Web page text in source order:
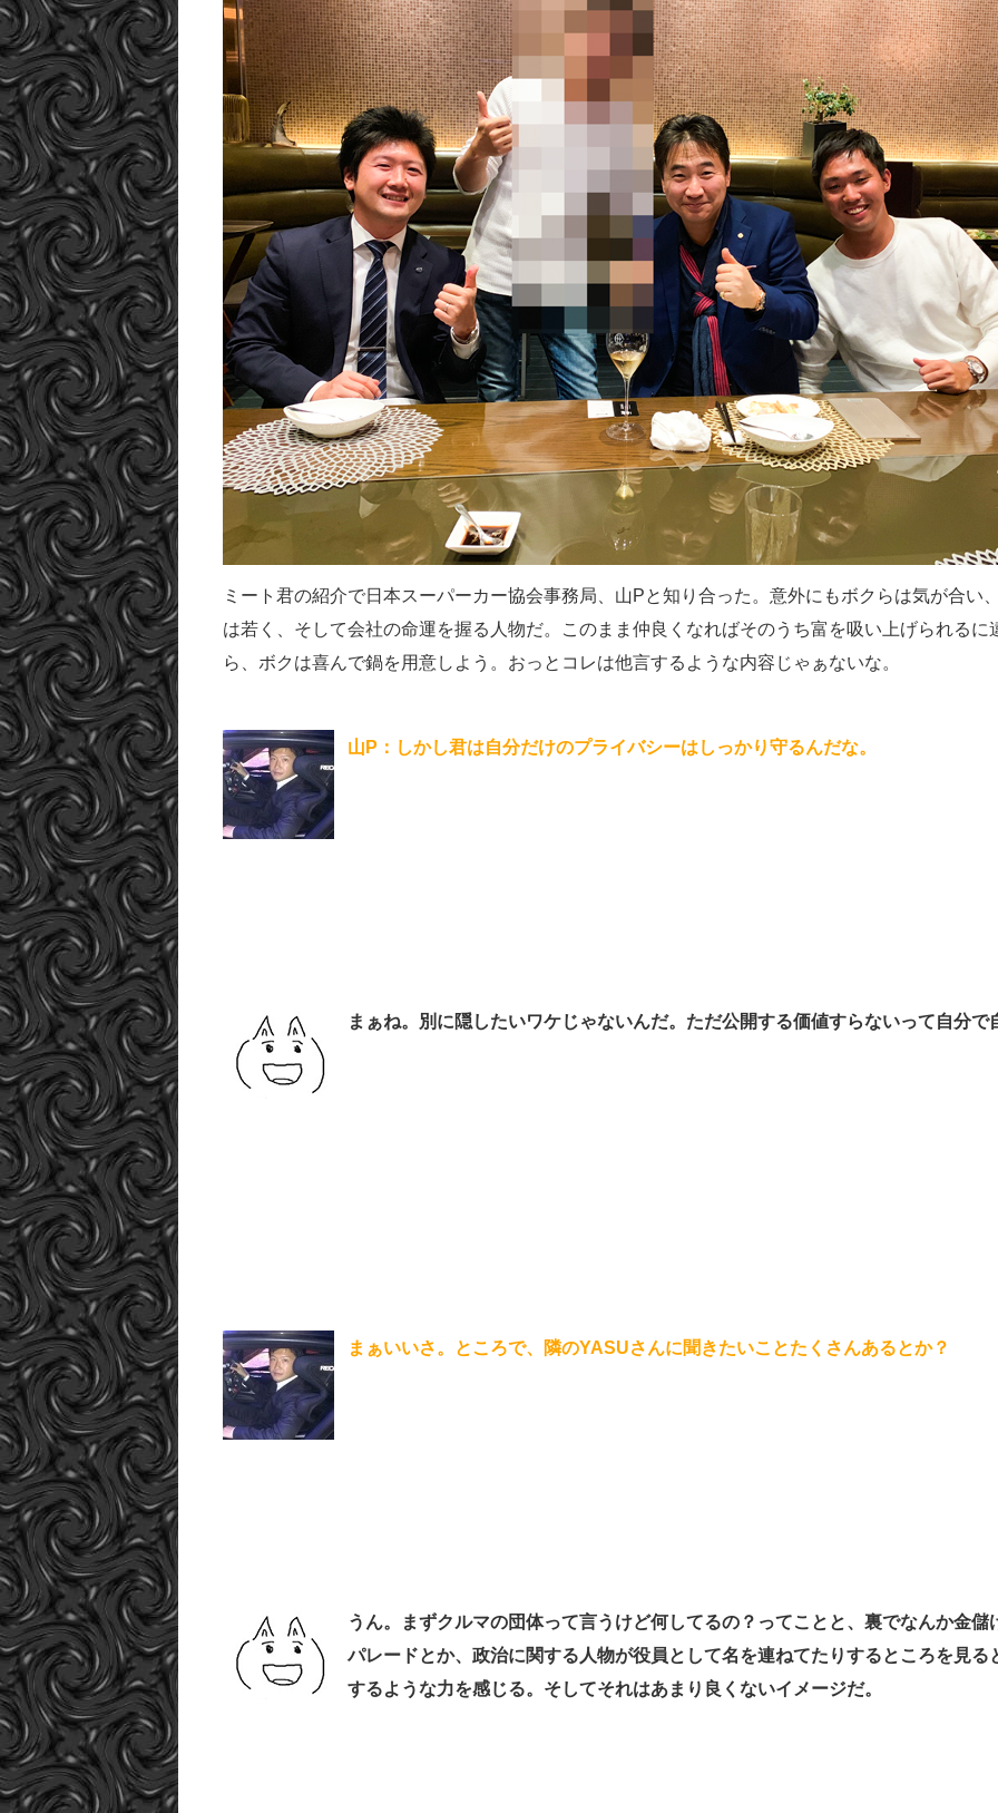
ミート君の紹介で日本スーパーカー協会事務局、山Pと知り合った。意外にもボクらは気が合い
は若く、そして会社の命運を握る人物だ。このまま仲良くなればそのうち富を吸い上げられる
ら、ボクは喜んで鍋を用意しよう。おっとコレは他言するような内容じゃぁないな。
山P：しかし君は自分だけのプライバシーはしっかり守るんだな。
まぁね。別に隠したいワケじゃないんだ。ただ公開する価値すらないって自分で
まぁいいさ。ところで、隣のYASUさんに聞きたいことたくさんあるとか？
うん。まずクルマの団体って言うけど何してるの？ってことと、裏でなんか金
パレードとか、政治に関する人物が役員として名を連ねてたりするところを見
するような力を感じる。そしてそれはあまり良くないイメージだ。